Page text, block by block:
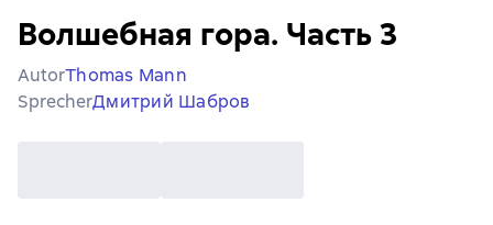
Волшебная гора. Часть 3
AutorThomas Mann
SprecherДмитрий Шабров